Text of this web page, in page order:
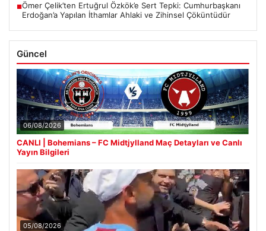
■Ömer Çelik’ten Ertuğrul Özkök’e Sert Tepki: Cumhurbaşkanı
Erdoğan’a Yapılan İthamlar Ahlaki ve Zihinsel Çöküntüdür
Güncel
06/08/2026
CANLI | Bohemians – FC Midtjylland Maç Detayları ve Canlı
Yayın Bilgileri
05/08/2026